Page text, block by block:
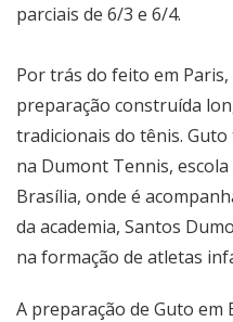
parciais de 6/3 e 6/4.
Por trás do feito em
preparação construída
tradicionais do tênis.
na Dumont Tennis,
Brasília, onde é
da academia, Santos
na formação de atletas
A preparação de Guto